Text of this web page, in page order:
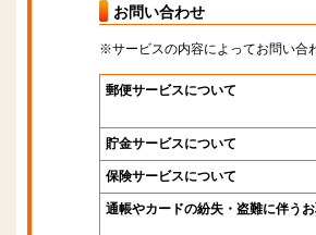
お問い合わせ
※サービスの内容によってお問い合
郵便サービスについて
貯金サービスについて
保険サービスについて
通帳やカードの紛失・盗難に伴う